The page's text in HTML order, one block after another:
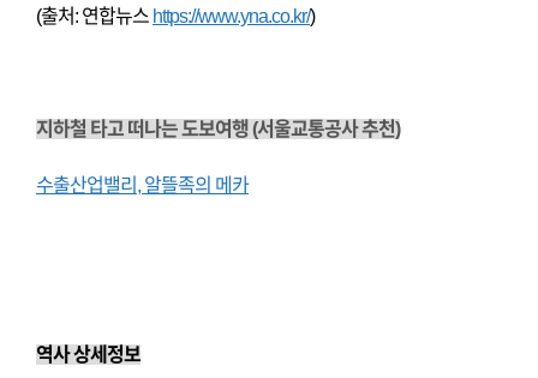
(출처: 연합뉴스 https://www.yna.co.kr/)
지하철 타고 떠나는 도보여행 (서울교통공사 추천)
수출산업밸리, 알뜰족의 메카
역사 상세정보